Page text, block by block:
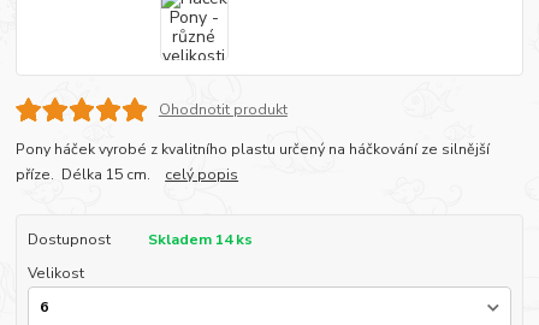
Ohodnotit produkt
Pony háček vyrobé z kvalitního plastu určený na háčkování ze silnější
příze. Délka 15 cm. celý popis
Dostupnost
Skladem 14 ks
Velikost